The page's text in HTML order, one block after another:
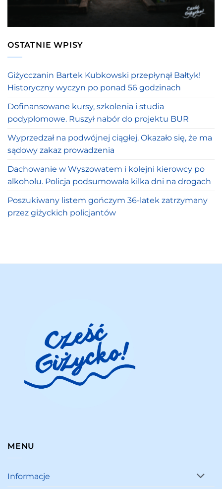
OSTATNIE WPISY
Giżycczanin Bartek Kubkowski przepłynął Bałtyk!
Historyczny wyczyn po ponad 56 godzinach
Dofinansowane kursy, szkolenia i studia
podyplomowe. Ruszył nabór do projektu BUR
Wyprzedzał na podwójnej ciągłej. Okazało się, że ma
sądowy zakaz prowadzenia
Dachowanie w Wyszowatem i kolejni kierowcy po
alkoholu. Policja podsumowała kilka dni na drogach
Poszukiwany listem gończym 36-latek zatrzymany
przez giżyckich policjantów
MENU
Informacje